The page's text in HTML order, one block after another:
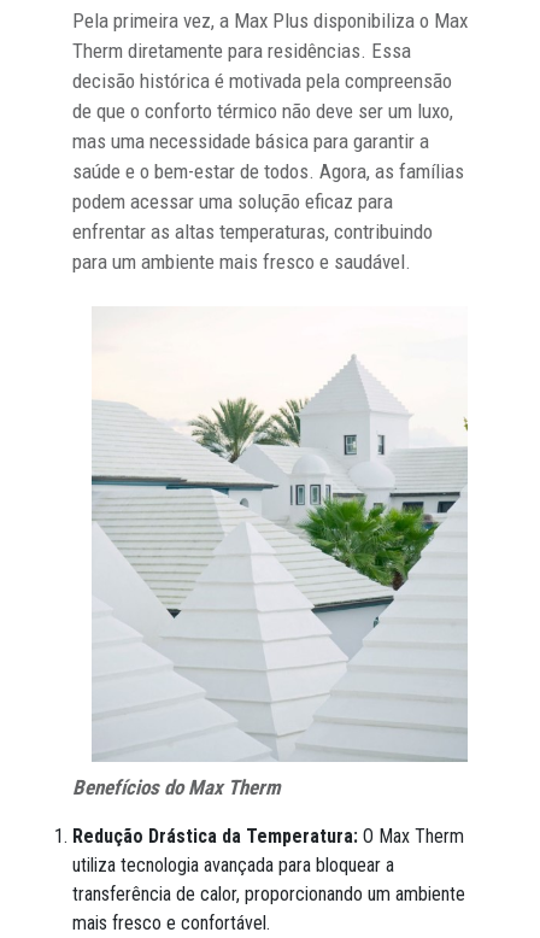
Pela primeira vez, a Max Plus disponibiliza o Max
Therm diretamente para residências. Essa
decisão histórica é motivada pela compreensão
de que o conforto térmico não deve ser um luxo,
mas uma necessidade básica para garantir a
saúde e o bem-estar de todos. Agora, as famílias
podem acessar uma solução eficaz para
enfrentar as altas temperaturas, contribuindo
para um ambiente mais fresco e saudável.
Benefícios do Max Therm
Redução Drástica da Temperatura: O Max Therm
utiliza tecnologia avançada para bloquear a
transferência de calor, proporcionando um ambiente
mais fresco e confortável.